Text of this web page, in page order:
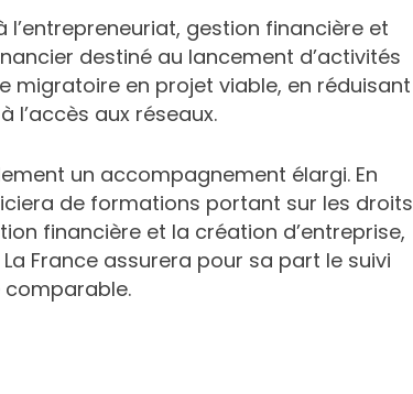
gestion financière et
destiné au lancement d’activités
migratoire en projet viable, en réduisant
l’accès aux réseaux.
un accompagnement élargi. En
de formations portant sur les droits
financière et la création d’entreprise,
France assurera pour sa part le suivi
comparable.